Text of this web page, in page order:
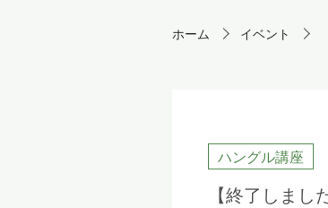
ホーム イベント
ハングル講座
【終了しま